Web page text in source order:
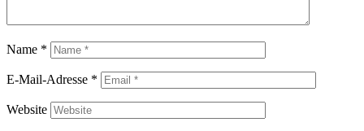
Name *
E-Mail-Adresse *
Website